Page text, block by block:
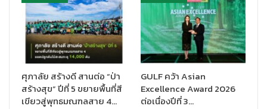
ทำความสะอาดมาจิคลีน,ผลิตภัณฑ์ดูแลผิวหน้าและผิวกายบิโอเร, คิว
และเจอร์เกนส์, ผลิตภัณฑ์เปลี่ยนสีผมลิเซ่, ยาสระผมแฟซ่า,มาส์ก
ตาไอน้ำเมะกุริธึ่ม,ผ้าอนามัยลอรีเอะ ,และผ้าอ้อมสำเร็จรูปเมอร์รี่ส์ซึ่ง
คาโอเป็นส่วนหนึ่งในชีวิตประจำวัน และเคียงข้างผู้บริโภคมาอย่าง
ยาวนาน
ศุภาลัย สร้างดี สานต่อ “ป่า
สร้างสุข” ปีที่ 5 ขยายพื้นที่สี
เขียวสู่พุทธมณฑลสาย 4…
GULF คว้า Asian
Excellence Award 2026
ต่อเนื่องปีที่ 3…